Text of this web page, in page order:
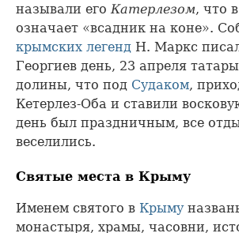
называли его Катерлезом, что
означает «всадник на коне».
крымских легенд Н. Маркс
Георгиев день, 23 апреля
долины, что под Судаком,
Кетерлез-Оба и ставили
день был праздничным, все
веселились.
Святые места в Крыму
Именем святого в Крыму
монастыря, храмы, часовни,